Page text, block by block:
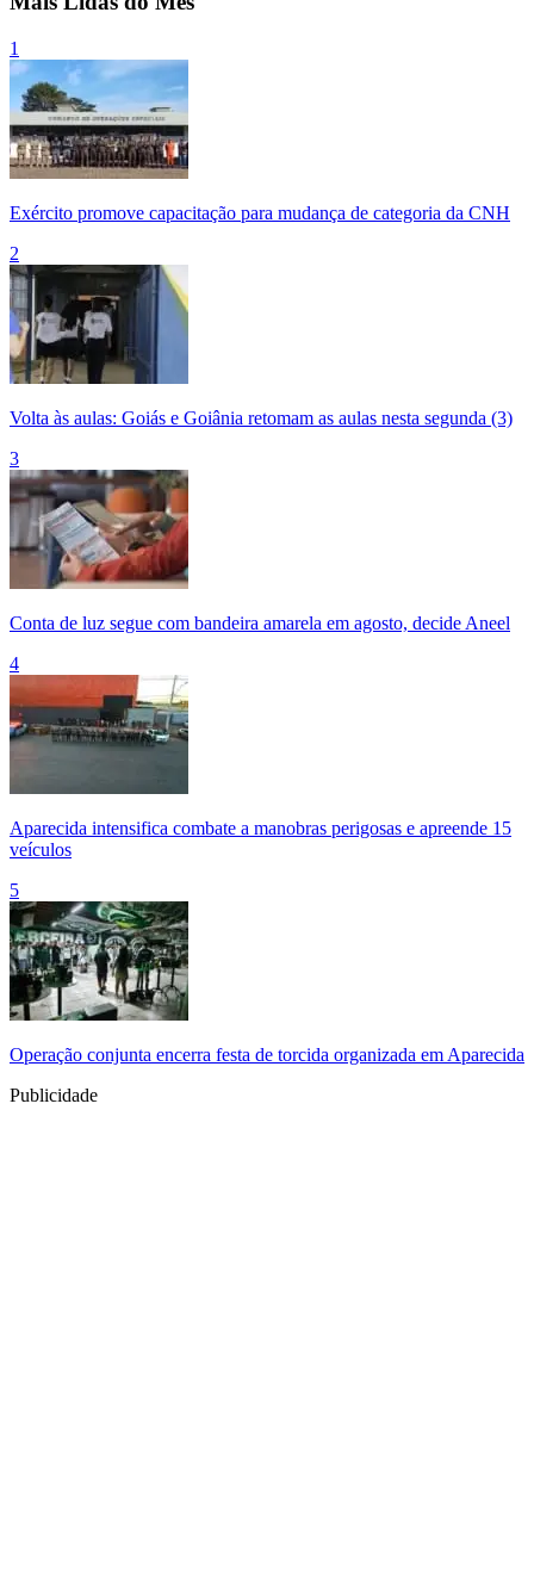
1
Exército promove capacitação para mudança de categoria da CNH
2
Volta às aulas: Goiás e Goiânia retomam as aulas nesta segunda (3)
3
Conta de luz segue com bandeira amarela em agosto, decide Aneel
4
Aparecida intensifica combate a manobras perigosas e apreende 15
veículos
5
Operação conjunta encerra festa de torcida organizada em Aparecida
Publicidade